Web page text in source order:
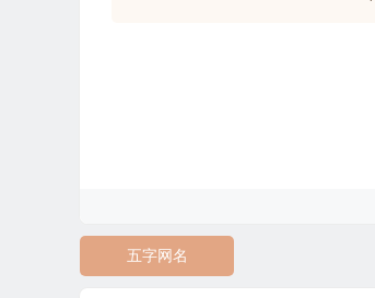
五字网名